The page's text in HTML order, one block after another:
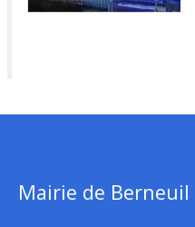
Mairie de Berneuil